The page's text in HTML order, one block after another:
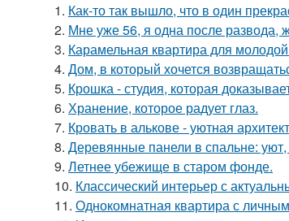
1. Как-то так вышло, что в один
2. Мне уже 56, я одна после развода,
3. Карамельная квартира для
4. Дом, в который хочется
5. Крошка - студия, которая
6. Хранение, которое радует глаз.
7. Кровать в алькове - уютная
8. Деревянные панели в спальне: уют,
9. Летнее убежище в старом фонде.
10. Классический интерьер с
11. Однокомнатная квартира с